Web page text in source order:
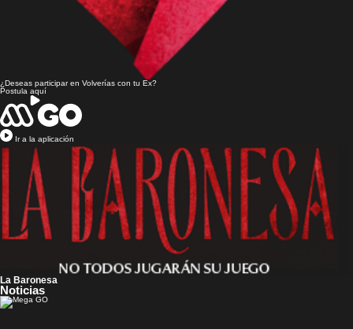
¿Deseas participar en Volverías con tu Ex?
Postula aquí
Ir a la aplicación
La Baronesa
Noticias